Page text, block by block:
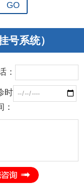
GO
号系统）
：
时
：